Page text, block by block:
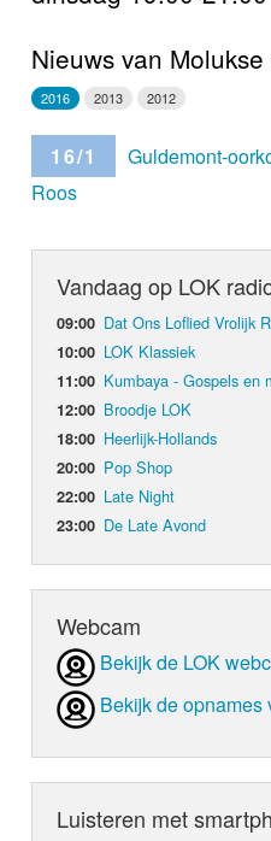
Foto's
Video
Webcam
Info
Nieuws van
2016 2013 2012
16/1
Guldemont-
Roos
Vandaag op LOK
09:00 Dat Ons Loflied Vrolijk
10:00 LOK Klassiek
11:00 Kumbaya - Gospels en
12:00 Broodje LOK
18:00 Heerlijk-Hollands
20:00 Pop Shop
22:00 Late Night
23:00 De Late Avond
Webcam
Bekijk de LOK
Bekijk de opnames
Luisteren met